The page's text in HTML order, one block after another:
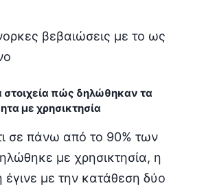
βεβαιώσεις με το ως
πώς δηλώθηκαν τα
με χρησικτησία
σε πάνω από το 90% των
με χρησικτησία, η
έγινε με την κατάθεση δύο